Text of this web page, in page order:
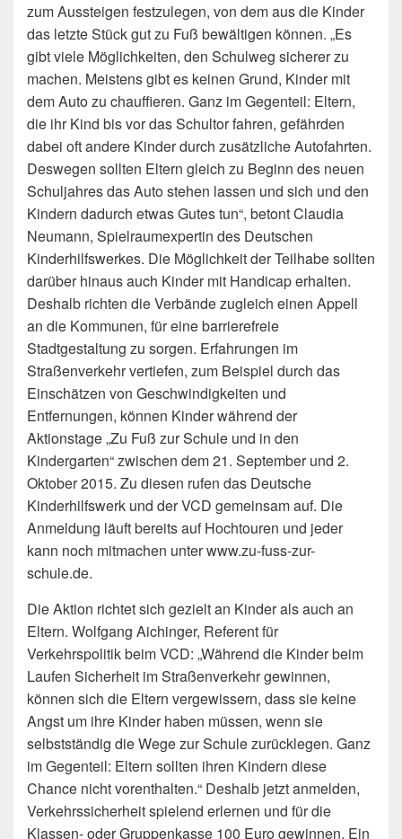
zum Aussteigen festzulegen, von dem aus die Kinder
das letzte Stück gut zu Fuß bewältigen können. „Es
gibt viele Möglichkeiten, den Schulweg sicherer zu
machen. Meistens gibt es keinen Grund, Kinder mit
dem Auto zu chauffieren. Ganz im Gegenteil: Eltern,
die ihr Kind bis vor das Schultor fahren, gefährden
dabei oft andere Kinder durch zusätzliche Autofahrten.
Deswegen sollten Eltern gleich zu Beginn des neuen
Schuljahres das Auto stehen lassen und sich und den
Kindern dadurch etwas Gutes tun“, betont Claudia
Neumann, Spielraumexpertin des Deutschen
Kinderhilfswerkes. Die Möglichkeit der Teilhabe sollten
darüber hinaus auch Kinder mit Handicap erhalten.
Deshalb richten die Verbände zugleich einen Appell
an die Kommunen, für eine barrierefreie
Stadtgestaltung zu sorgen. Erfahrungen im
Straßenverkehr vertiefen, zum Beispiel durch das
Einschätzen von Geschwindigkeiten und
Entfernungen, können Kinder während der
Aktionstage „Zu Fuß zur Schule und in den
Kindergarten“ zwischen dem 21. September und 2.
Oktober 2015. Zu diesen rufen das Deutsche
Kinderhilfswerk und der VCD gemeinsam auf. Die
Anmeldung läuft bereits auf Hochtouren und jeder
kann noch mitmachen unter www.zu-fuss-zur-
schule.de.
Die Aktion richtet sich gezielt an Kinder als auch an
Eltern. Wolfgang Aichinger, Referent für
Verkehrspolitik beim VCD: „Während die Kinder beim
Laufen Sicherheit im Straßenverkehr gewinnen,
können sich die Eltern vergewissern, dass sie keine
Angst um ihre Kinder haben müssen, wenn sie
selbstständig die Wege zur Schule zurücklegen. Ganz
im Gegenteil: Eltern sollten ihren Kindern diese
Chance nicht vorenthalten.“ Deshalb jetzt anmelden,
Verkehrssicherheit spielend erlernen und für die
Klassen- oder Gruppenkasse 100 Euro gewinnen. Ein